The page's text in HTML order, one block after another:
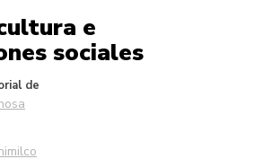
e
sociales
de